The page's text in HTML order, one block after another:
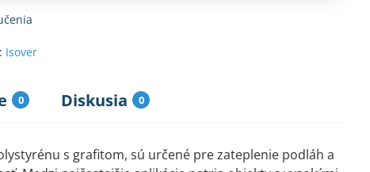
Isover
0 Diskusia 0
s grafitom, sú určené pre zateplenie podláh a